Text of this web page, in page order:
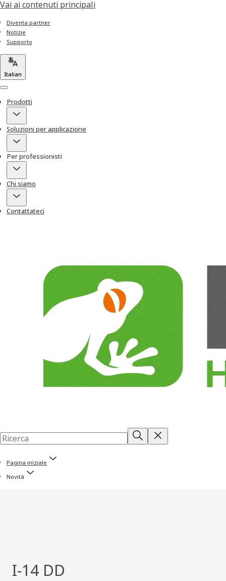
Vai ai contenuti principali
Diventa partner
Notizie
Supporto
Italian
Menu
Prodotti
Soluzioni per applicazione
Per professionisti
Chi siamo
Contattateci
Pagina iniziale
Novità
I-14 DD